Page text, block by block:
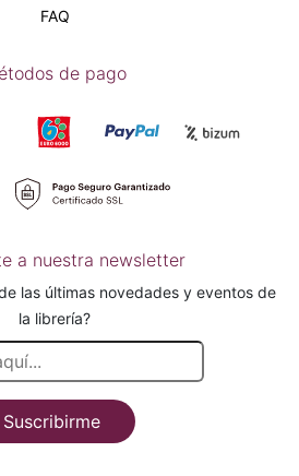
FAQ
de pago
a nuestra newsletter
las últimas novedades y eventos de
la librería?
Suscribirme